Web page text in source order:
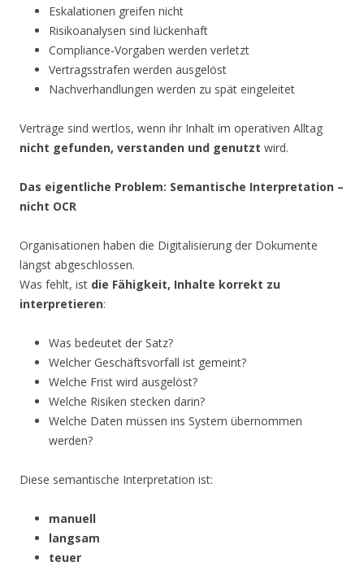
Eskalationen greifen nicht
Risikoanalysen sind lückenhaft
Compliance‑Vorgaben werden verletzt
Vertragsstrafen werden ausgelöst
Nachverhandlungen werden zu spät eingeleitet
Verträge sind wertlos, wenn ihr Inhalt im operativen Alltag
nicht gefunden, verstanden und genutzt wird.
Das eigentliche Problem: Semantische Interpretation –
nicht OCR
Organisationen haben die Digitalisierung der Dokumente
längst abgeschlossen.
Was fehlt, ist die Fähigkeit, Inhalte korrekt zu
interpretieren:
Was bedeutet der Satz?
Welcher Geschäftsvorfall ist gemeint?
Welche Frist wird ausgelöst?
Welche Risiken stecken darin?
Welche Daten müssen ins System übernommen
werden?
Diese semantische Interpretation ist:
manuell
langsam
teuer